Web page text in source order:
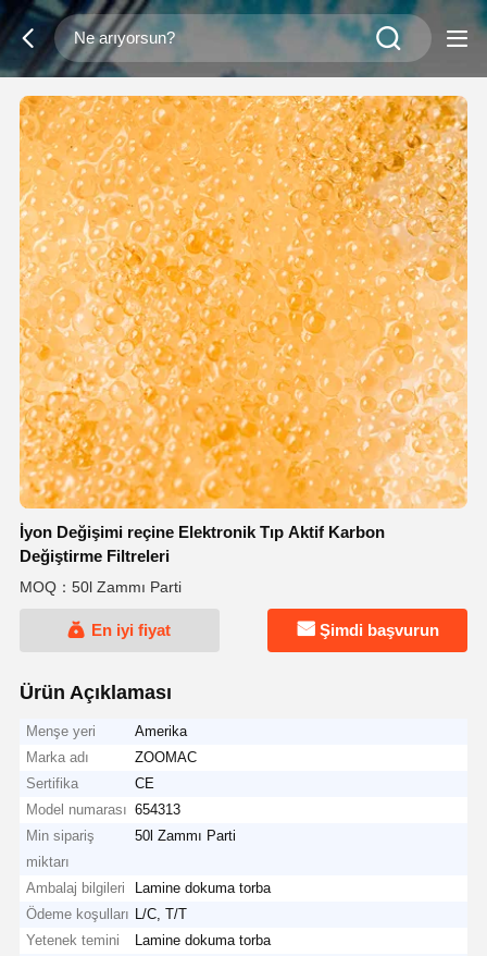
İyon Değişimi reçine Elektronik Tıp Aktif Karbon
Değiştirme Filtreleri
MOQ：50l Zammı Parti
En iyi fiyat Şimdi başvurun
Ürün Açıklaması
Menşe yeri
Amerika
Marka adı
ZOOMAC
Sertifika
CE
Model numarası 654313
Min sipariş
miktarı
50l Zammı Parti
Ambalaj bilgileri
Lamine dokuma torba
Ödeme koşulları
L/C, T/T
Yetenek temini
Lamine dokuma torba